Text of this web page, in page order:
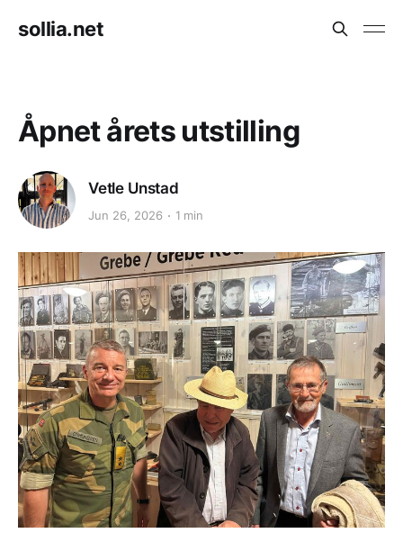
sollia.net
Åpnet årets utstilling
Vetle Unstad
Jun 26, 2026 1 min